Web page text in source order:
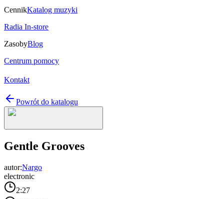
CennikKatalog muzyki
Radia In-store
ZasobyBlog
Centrum pomocy
Kontakt
Powrót do katalogu
Gentle Grooves
autor:Nargo
electronic
2:27